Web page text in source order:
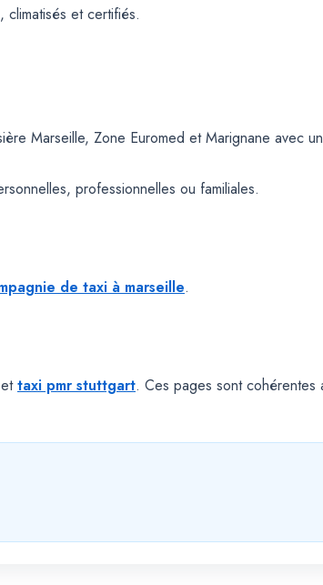
et certifiés.
Marseille, Zone Euromed et Marignane avec
professionnelles ou familiales.
de taxi à marseille.
ettaxi pmr stuttgart. Ces pages sont cohérentes